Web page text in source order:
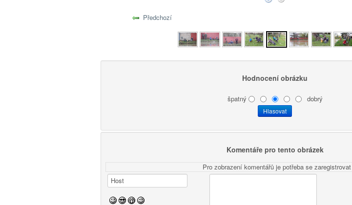
Předchozí
Hodnocení obrázku
špatný dobrý
Komentáře pro tento obrázek
Pro zobrazení komentářů je potřeba se zaregistrovat